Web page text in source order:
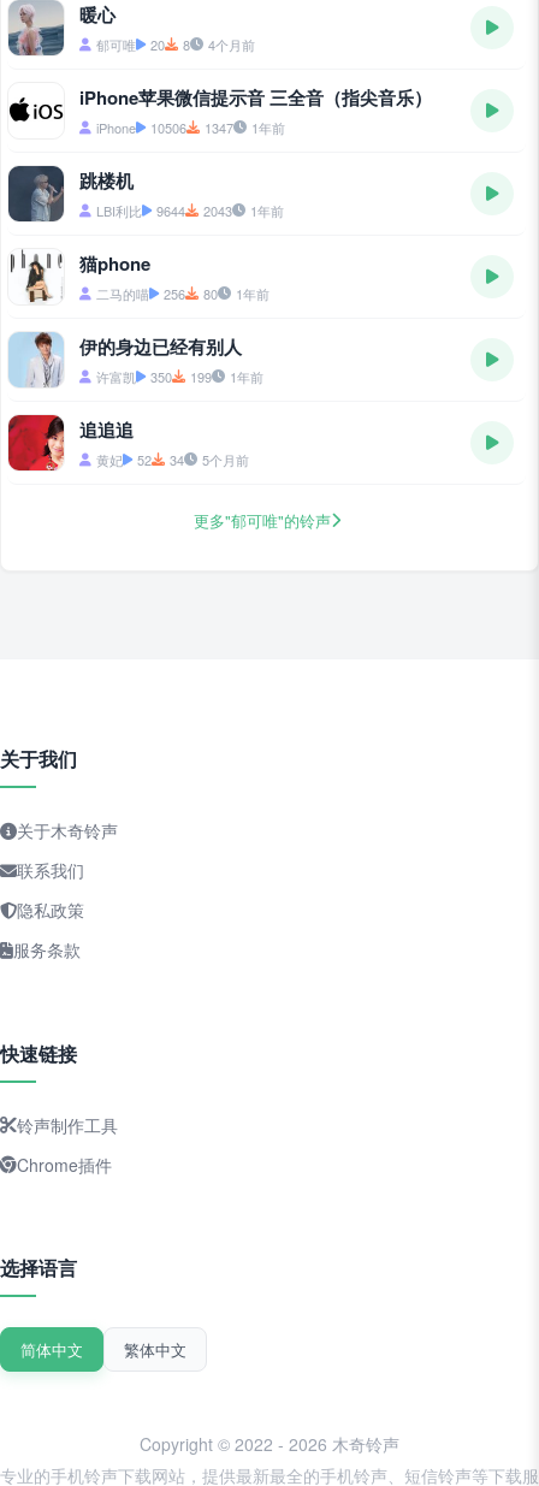
暖心
郁可唯 20 8 4个月前
iPhone苹果微信提示音 三全音（指尖音乐）
iPhone 10506 1347 1年前
跳楼机
LBI利比 9644 2043 1年前
猫phone
二马的喵 256 80 1年前
伊的身边已经有别人
许富凯 350 199 1年前
追追追
黄妃 52 34 5个月前
更多"郁可唯"的铃声
关于我们
关于木奇铃声
联系我们
隐私政策
服务条款
快速链接
铃声制作工具
Chrome插件
选择语言
简体中文 繁体中文
Copyright © 2022 - 2026 木奇铃声
专业的手机铃声下载网站，提供最新最全的手机铃声、短信铃声等下载服